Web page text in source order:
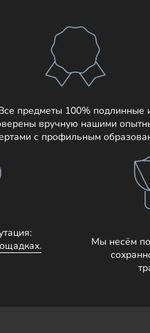
предметы 100% подлинные
вручную нашими
с профильным
Мы несём